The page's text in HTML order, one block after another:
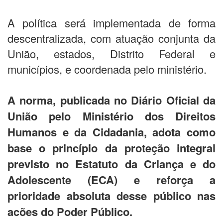
A política será implementada de forma
descentralizada, com atuação conjunta da
União, estados, Distrito Federal e
municípios, e coordenada pelo ministério.
A norma, publicada no Diário Oficial da
União pelo Ministério dos Direitos
Humanos e da Cidadania, adota como
base o princípio da proteção integral
previsto no Estatuto da Criança e do
Adolescente (ECA) e reforça a
prioridade absoluta desse público nas
ações do Poder Público.